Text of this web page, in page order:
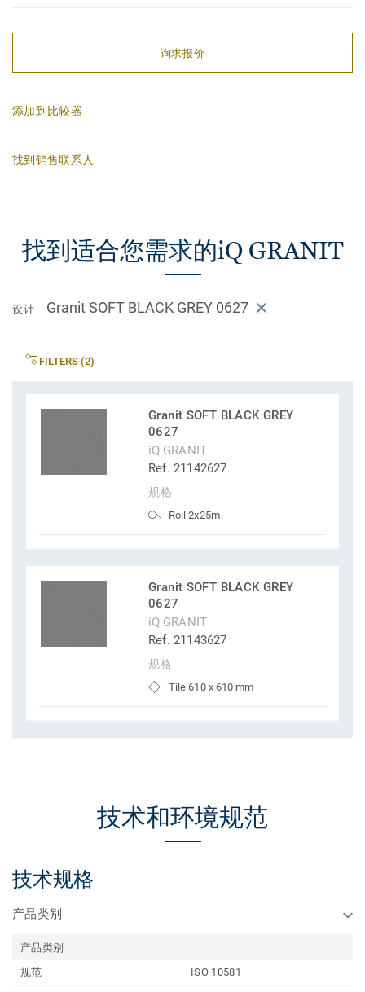
询求报价
添加到比较器
找到销售联系人
找到适合您需求的iQ GRANIT
设计 Granit SOFT BLACK GREY 0627
FILTERS (2)
Granit SOFT BLACK GREY
0627
iQ GRANIT
Ref. 21142627
规格
Roll 2x25m
Granit SOFT BLACK GREY
0627
iQ GRANIT
Ref. 21143627
规格
Tile 610 x 610 mm
技术和环境规范
技术规格
产品类别
产品类别
规范
ISO 10581